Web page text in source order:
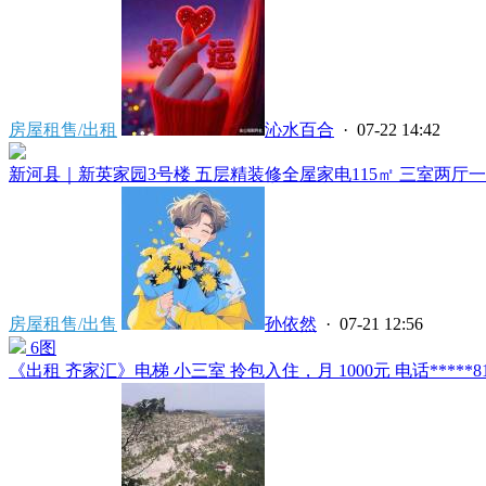
房屋租售/出租 沁水百合 · 07-22 14:42
新河县｜新英家园3号楼 五层精装修全屋家电115㎡ 三室两厅
房屋租售/出售 孙依然 · 07-21 12:56
6图
《出租 齐家汇》电梯 小三室 拎包入住，月 1000元 电话